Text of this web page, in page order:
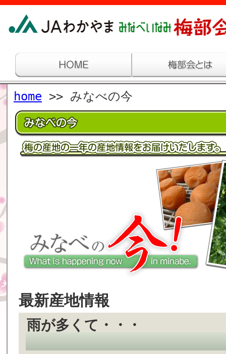
home >> みなべの今
最新産地情報
雨が多くて・・・